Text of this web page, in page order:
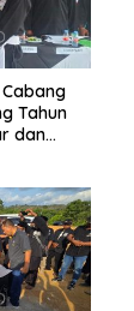
Tahun
dan